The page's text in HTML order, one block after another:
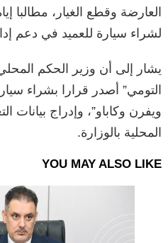
العارضة وقطع الغيار، مطالبا
لشراء سيارة للعميد في دعم
يشار إلى أن وزير الحكم
التومي” أصدر قرارا بشراء
ويفرن وكاباو”، وإدراج بيانات
المحلية بالوزارة.
YOU MAY ALSO LIKE